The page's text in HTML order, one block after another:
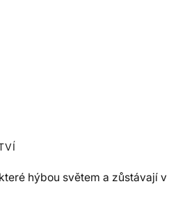
hýbou světem a zůstávají v